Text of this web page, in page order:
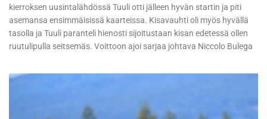
kierroksen uusintalähdössä Tuuli otti jälleen hyvän startin ja piti
asemansa ensimmäisissä kaarteissa. Kisavauhti oli myös hyvällä
tasolla ja Tuuli paranteli hienosti sijoitustaan kisan edetessä ollen
ruutulipulla seitsemäs. Voittoon ajoi sarjaa johtava Niccolo Bulega